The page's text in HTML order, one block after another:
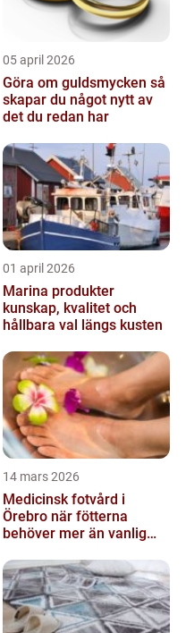
05 april 2026
Göra om guldsmycken så
skapar du något nytt av
det du redan har
01 april 2026
Marina produkter
kunskap, kvalitet och
hållbara val längs kusten
14 mars 2026
Medicinsk fotvård i
Örebro när fötterna
behöver mer än vanlig